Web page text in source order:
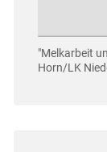
"Melkarbeit
Horn/LK